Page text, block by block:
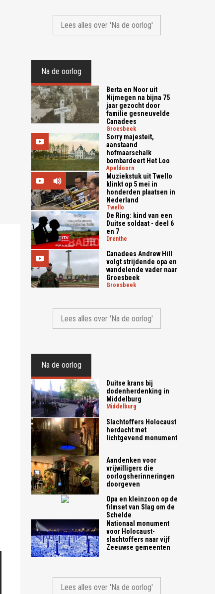
Lees alles over 'Na de oorlog'
Na de oorlog
Berta en Noor uit
Nijmegen na bijna 75
jaar gezocht door
familie gesneuvelde
Canadees
groesbeek
Sorry majesteit,
aanstaand
hofmaarschalk
bombardeert Het Loo
apeldoorn
Muziekstuk uit Twello
klinkt op 5 mei in
honderden plaatsen in
Nederland
twello
De Ring: kind van een
Duitse soldaat - deel 6
en 7
drenthe
Canadees Andrew Hill
volgt strijdende opa en
wandelende vader naar
Groesbeek
groesbeek
Lees alles over 'Na de oorlog'
Na de oorlog
Duitse krans bij
dodenherdenking in
Middelburg
middelburg
Slachtoffers Holocaust
herdacht met
lichtgevend monument
Aandenken voor
vrijwilligers die
oorlogsherinneringen
doorgeven
Opa en kleinzoon op de
filmset van Slag om de
Schelde
Nationaal monument
voor Holocaust-
slachtoffers naar vijf
Zeeuwse gemeenten
Lees alles over 'Na de oorlog'